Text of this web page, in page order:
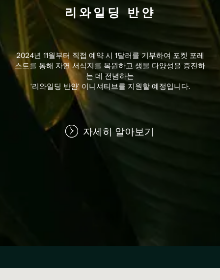
리와일딩 반얀
2024년 11월부터 직접 예약 시 1달러를 기부하여 포켓 포레
스트를 통해 자연 서식지를 복원하고 생물 다양성을 증진하
는 데 전념하는
'리와일딩 반얀' 이니셔티브를 지원할 예정입니다.
자세히 알아보기